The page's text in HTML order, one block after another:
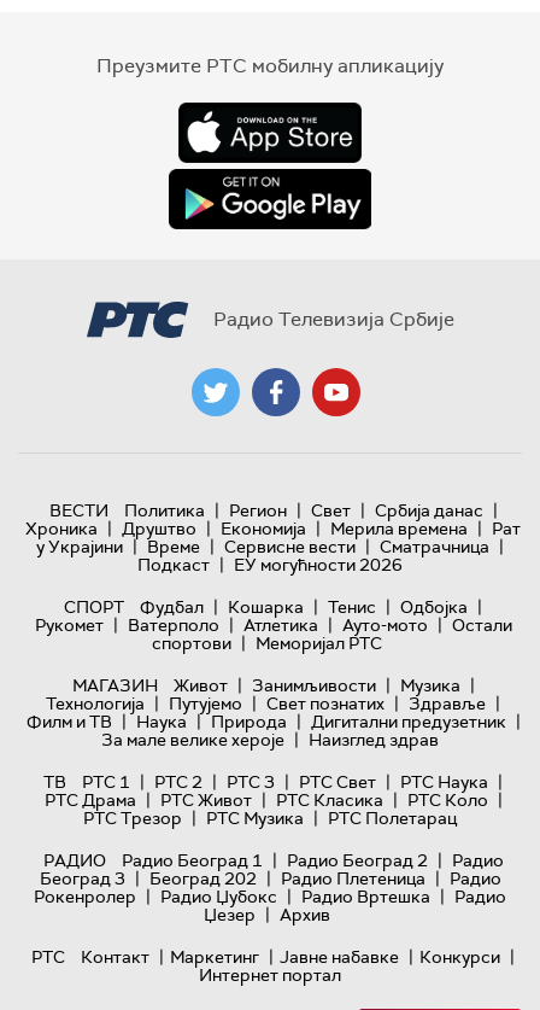
Преузмите РТС мобилну апликацију
Радио Телевизија Србије
ВЕСТИ Политика | Регион | Свет | Србија данас |
Хроника | Друштво | Економија | Мерила времена | Рат
у Украјини | Време | Сервисне вести | Сматрачница |
Подкаст | ЕУ могућности 2026
СПОРТ
Фудбал | Кошарка | Тенис | Одбојка |
Рукомет | Ватерполо | Атлетика | Ауто-мото | Остали
спортови | Меморијал РТС
МАГАЗИН
Живот | Занимљивости | Музика |
Технологијa | Путујемо | Свет познатих | Здравље |
Филм и ТВ | Наука | Природа | Дигитални предузетник |
За мале велике хероје | Наизглед здрав
ТВ
РТС 1 | РТС 2 | РТС 3 | РТС Свет | РТС Наука |
РТС Драма | РТС Живот | РТС Класика | РТС Коло |
РТС Трезор | РТС Музика | РТС Полетарац
РАДИО
Радио Београд 1 | Радио Београд 2 | Радио
Београд 3 | Београд 202 | Радио Плетеница | Радио
Рокенролер | Радио Џубокс | Радио Вртешка | Радио
Џезер | Архив
РТС
Контакт | Маркетинг | Јавне набавке | Конкурси |
Интернет портал